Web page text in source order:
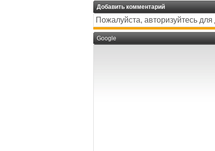
Добавить комментарий
Пожалуйста, авторизуйтесь
Google